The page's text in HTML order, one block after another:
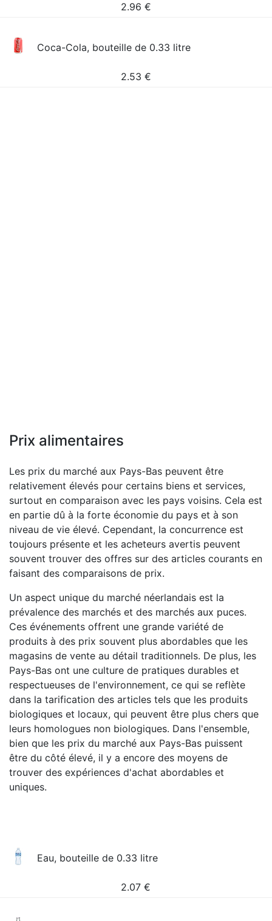
2.96 €
Coca-Cola, bouteille de 0.33 litre
2.53 €
Prix alimentaires
Les prix du marché aux Pays-Bas peuvent être
relativement élevés pour certains biens et services,
surtout en comparaison avec les pays voisins. Cela est
en partie dû à la forte économie du pays et à son
niveau de vie élevé. Cependant, la concurrence est
toujours présente et les acheteurs avertis peuvent
souvent trouver des offres sur des articles courants en
faisant des comparaisons de prix.
Un aspect unique du marché néerlandais est la
prévalence des marchés et des marchés aux puces.
Ces événements offrent une grande variété de
produits à des prix souvent plus abordables que les
magasins de vente au détail traditionnels. De plus, les
Pays-Bas ont une culture de pratiques durables et
respectueuses de l'environnement, ce qui se reflète
dans la tarification des articles tels que les produits
biologiques et locaux, qui peuvent être plus chers que
leurs homologues non biologiques. Dans l'ensemble,
bien que les prix du marché aux Pays-Bas puissent
être du côté élevé, il y a encore des moyens de
trouver des expériences d'achat abordables et
uniques.
Eau, bouteille de 0.33 litre
2.07 €